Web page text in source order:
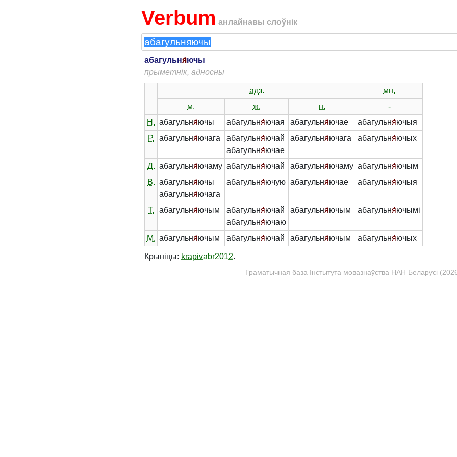
Verbum анлайнавы слоўнік
абагульня́ючы
прыметнік, адносны
адз.
мн.
м.
ж. н.
-
Н. абагульня́ючы абагульня́ючая абагульня́ючае абагульня́ючыя
Р.
абагульня́ючага абагульня́ючай
абагульня́ючае
абагульня́ючага абагульня́ючых
Д. абагульня́ючаму абагульня́ючай абагульня́ючаму абагульня́ючым
В. абагульня́ючы
абагульня́ючага
абагульня́ючую абагульня́ючае абагульня́ючыя
Т. абагульня́ючым абагульня́ючай
абагульня́ючаю
абагульня́ючым абагульня́ючымі
М. абагульня́ючым абагульня́ючай абагульня́ючым абагульня́ючых
Крыніцы: krapivabr2012.
Граматычная база Інстытута мовазнаўства НАН Беларусі